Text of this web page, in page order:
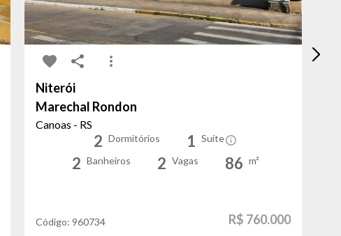
Niterói
Marechal Rondon
Canoas - RS
2 Dormitórios 1 Suíte
2 Banheiros 2 Vagas 86 m²
Código: 960734 R$ 760.000